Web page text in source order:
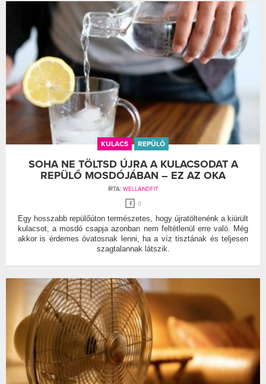
KULACS REPÜLŐ
SOHA NE TÖLTSD ÚJRA A KULACSODAT A
REPÜLŐ MOSDÓJÁBAN – EZ AZ OKA
ÍRTA: WELLANDFIT
0
Egy hosszabb repülőúton természetes, hogy újratöltenénk a kiürült
kulacsot, a mosdó csapja azonban nem feltétlenül erre való. Még
akkor is érdemes óvatosnak lenni, ha a víz tisztának és teljesen
szagtalannak látszik.